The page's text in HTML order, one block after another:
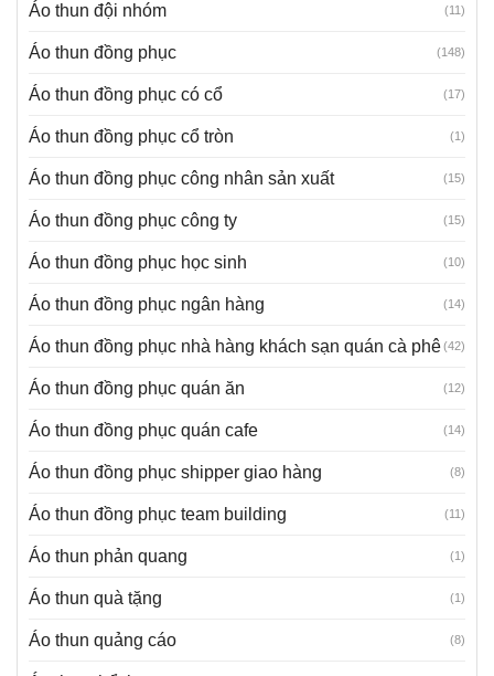
Áo thun đội nhóm (11)
Áo thun đồng phục (148)
Áo thun đồng phục có cổ (17)
Áo thun đồng phục cổ tròn (1)
Áo thun đồng phục công nhân sản xuất (15)
Áo thun đồng phục công ty (15)
Áo thun đồng phục học sinh (10)
Áo thun đồng phục ngân hàng (14)
Áo thun đồng phục nhà hàng khách sạn quán cà phê(42)
Áo thun đồng phục quán ăn (12)
Áo thun đồng phục quán cafe (14)
Áo thun đồng phục shipper giao hàng (8)
Áo thun đồng phục team building (11)
Áo thun phản quang (1)
Áo thun quà tặng (1)
Áo thun quảng cáo (8)